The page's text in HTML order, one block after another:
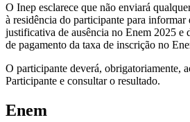
O Inep esclarece que não enviará
à residência do participante para informar
justificativa de ausência no Enem 2025 e
de pagamento da taxa de inscrição no
O participante deverá, obrigatoriamente,
Participante e consultar o resultado.
Enem